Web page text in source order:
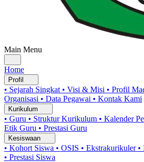
Main Menu
Home
Profil
• Sejarah Singkat • Visi & Misi • Profil
Organisasi • Data Pegawai • Kontak Kami
Kurikulum
• Guru • Struktur Kurikulum • Kalender
Etik Guru • Prestasi Guru
Kesiswaan
• Kohort Siswa • OSIS • Ekstrakurikuler •
• Prestasi Siswa